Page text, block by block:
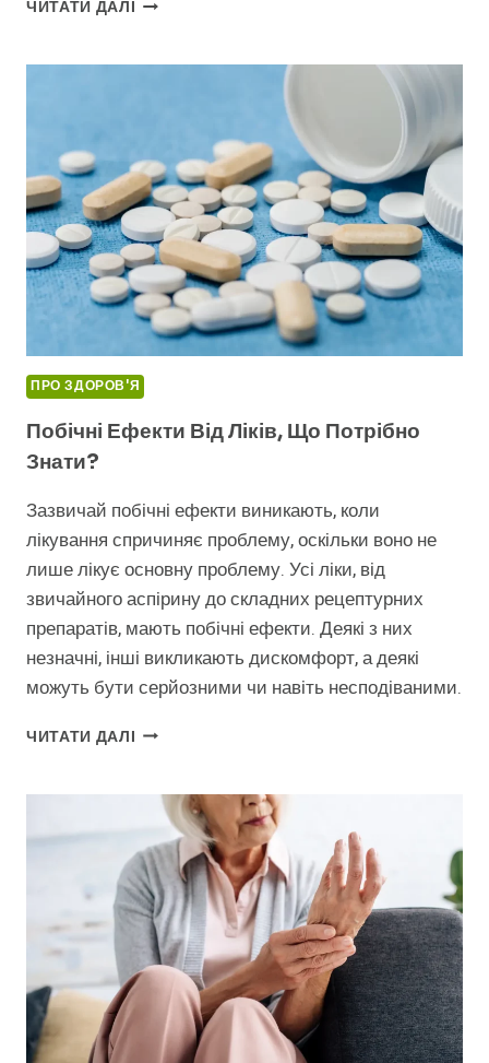
ЧИТАТИ ДАЛІ
СИМПТОМИ
ПРО ЗДОРОВ'Я
Побічні Ефекти Від Ліків, Що Потрібно
Знати?
Зазвичай побічні ефекти виникають, коли
лікування спричиняє проблему, оскільки воно не
лише лікує основну проблему. Усі ліки, від
звичайного аспірину до складних рецептурних
препаратів, мають побічні ефекти. Деякі з них
незначні, інші викликають дискомфорт, а деякі
можуть бути серйозними чи навіть несподіваними.
ЧИТАТИ ДАЛІ ПОБІЧНІ
ЛІКІВ,
ПОТРІБНО
ЗНАТИ?